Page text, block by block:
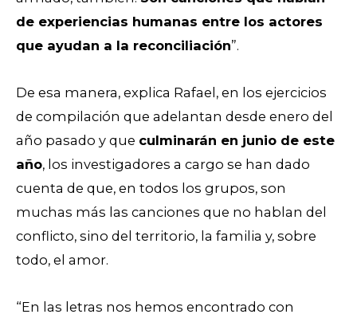
de experiencias humanas entre los actores
que ayudan a la reconciliación”.
De esa manera, explica Rafael, en los ejercicios
de compilación que adelantan desde enero del
año pasado y que culminarán en junio de este
año, los investigadores a cargo se han dado
cuenta de que, en todos los grupos, son
muchas más las canciones que no hablan del
conflicto, sino del territorio, la familia y, sobre
todo, el amor.
“En las letras nos hemos encontrado con